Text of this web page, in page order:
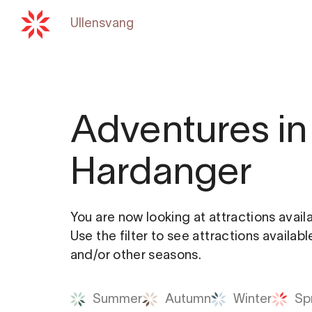
Ullensvang
Adventures in
Hardanger
You are now looking at attractions
Use the filter to see attractions
and/or other seasons.
Summer Autumn Winter